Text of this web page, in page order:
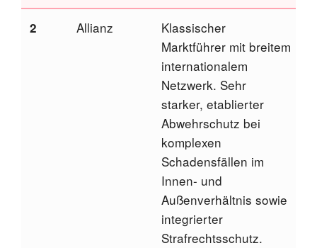
2 Allianz
Klassischer
Marktführer mit breitem
internationalem
Netzwerk. Sehr
starker, etablierter
Abwehrschutz bei
komplexen
Schadensfällen im
Innen- und
Außenverhältnis sowie
integrierter
Strafrechtsschutz.